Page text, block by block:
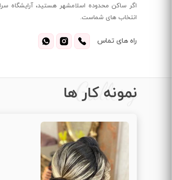
اگر ساکن محدوده اسلامشهر هستید، آرایشگاه
انتخاب های شماست.
راه های تماس
Gallery
نمونه کار ها